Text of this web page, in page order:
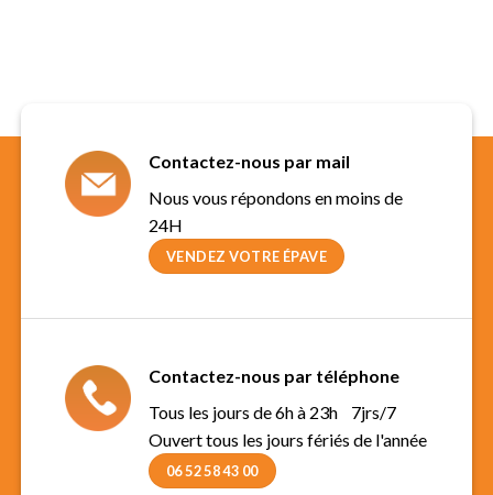
Contactez-nous par mail
Nous vous répondons en moins de
24H
VENDEZ VOTRE ÉPAVE
Contactez-nous par téléphone
Tous les jours de 6h à 23h 7jrs/7
Ouvert tous les jours fériés de l'année
06 52 58 43 00